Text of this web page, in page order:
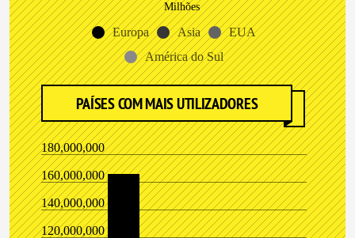
Milhões
Europa Asia
EUA
América do Sul
PAÍSES COM MAIS UTILIZADORES
180,000,000
160,000,000
140,000,000
120,000,000